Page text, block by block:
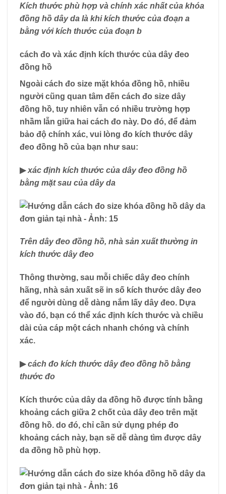
Kích thước phù hợp và chính xác nhất của khóa
đồng hồ dây da là khi kích thước của đoạn a
bằng với kích thước của đoạn b
cách đo và xác định kích thước của dây đeo
đồng hồ
Ngoài cách đo size mặt khóa đồng hồ, nhiều
người cũng quan tâm đến cách đo size dây
đồng hồ, tuy nhiên vẫn có nhiều trường hợp
nhầm lẫn giữa hai cách đo này. Do đó, để đảm
bảo độ chính xác, vui lòng đo kích thước dây
đeo đồng hồ của bạn như sau:
▶xác định kích thước của dây đeo đồng hồ
bằng mặt sau của dây da
Trên dây đeo đồng hồ, nhà sản xuất thường in
kích thước dây đeo
Thông thường, sau mỗi chiếc dây đeo chính
hãng, nhà sản xuất sẽ in số kích thước dây đeo
để người dùng dễ dàng nắm lấy dây đeo. Dựa
vào đó, bạn có thể xác định kích thước và chiều
dài của cáp một cách nhanh chóng và chính
xác.
▶cách đo kích thước dây đeo đồng hồ bằng
thước đo
Kích thước của dây da đồng hồ được tính bằng
khoảng cách giữa 2 chốt của dây đeo trên mặt
đồng hồ. do đó, chỉ cần sử dụng phép đo
khoảng cách này, bạn sẽ dễ dàng tìm được dây
da đồng hồ phù hợp.